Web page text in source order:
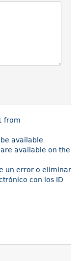
from
available
available on the
un error o eliminar
con los ID